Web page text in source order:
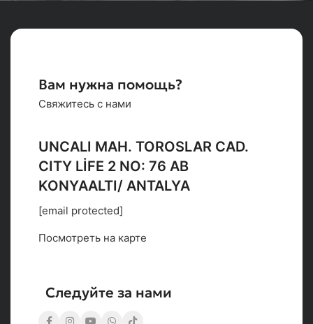
Вам нужна помощь?
Свяжитесь с нами
UNCALI MAH. TOROSLAR CAD.
CITY LİFE 2 NO: 76 AB
KONYAALTI/ ANTALYA
[email protected]
Посмотреть на карте
Следуйте за нами